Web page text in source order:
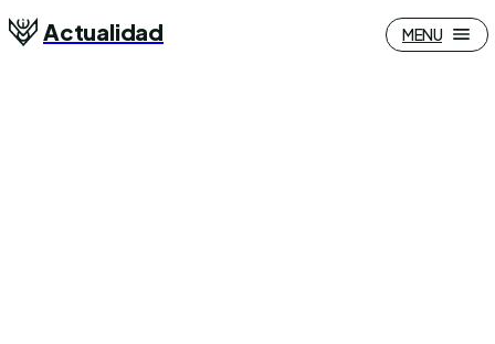
Actualidad MENU